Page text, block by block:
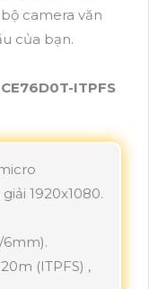
camera văn
của bạn.
ITPFS
1920x1080.
6mm).
(ITPFS) ,